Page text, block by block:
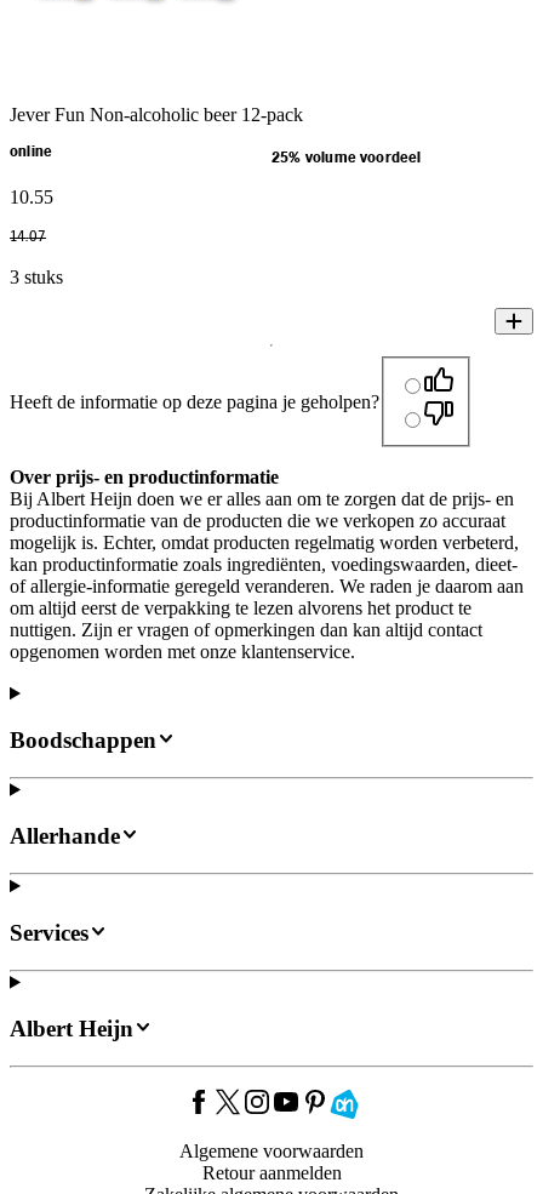
Jever Fun Non-alcoholic beer 12-pack
online 25% volume voordeel
10.55
14.07
3 stuks
Heeft de informatie op deze pagina je geholpen?
Over prijs- en productinformatie
Bij Albert Heijn doen we er alles aan om te zorgen dat de prijs- en
productinformatie van de producten die we verkopen zo accuraat
mogelijk is. Echter, omdat producten regelmatig worden verbeterd,
kan productinformatie zoals ingrediënten, voedingswaarden, dieet-
of allergie-informatie geregeld veranderen. We raden je daarom aan
om altijd eerst de verpakking te lezen alvorens het product te
nuttigen. Zijn er vragen of opmerkingen dan kan altijd contact
opgenomen worden met onze klantenservice.
Boodschappen
Allerhande
Services
Albert Heijn
Algemene voorwaarden
Retour aanmelden